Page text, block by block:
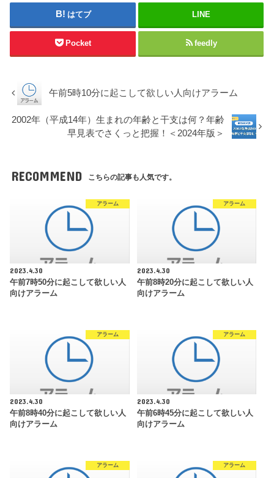
はてブ LINE
Pocket feedly
午前5時10分に起こして欲しい人向けアラーム
2002年（平成14年）生まれの年齢と干支は何？年齢
早見表でさくっと把握！＜2024年版＞
RECOMMEND こちらの記事も人気です。
アラーム
2023.4.30
午前7時50分に起こして欲しい人
向けアラーム
アラーム
2023.4.30
午前8時20分に起こして欲しい人
向けアラーム
アラーム
2023.4.30
午前8時40分に起こして欲しい人
向けアラーム
アラーム
2023.4.30
午前6時45分に起こして欲しい人
向けアラーム
アラーム アラーム